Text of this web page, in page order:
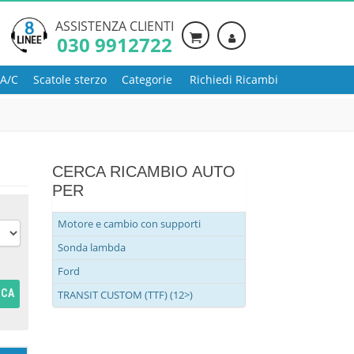
ASSISTENZA CLIENTI
030 9912722
C Scatole sterzo Categorie Richiedi Ricambi
CERCA RICAMBIO AUTO
PER
Motore e cambio con supporti
Sonda lambda
Ford
TRANSIT CUSTOM (TTF) (12>)